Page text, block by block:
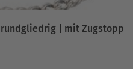
rundgliedrig | mit Zugstopp